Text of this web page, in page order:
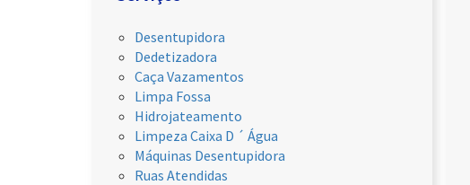
Desentupidora
Dedetizadora
Caça Vazamentos
Limpa Fossa
Hidrojateamento
Limpeza Caixa D ´ Água
Máquinas Desentupidora
Ruas Atendidas